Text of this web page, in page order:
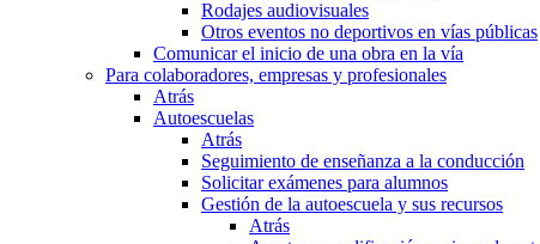
Rodajes audiovisuales
Otros eventos no deportivos en vías públicas
Comunicar el inicio de una obra en la vía
Para colaboradores, empresas y profesionales
Atrás
Autoescuelas
Atrás
Seguimiento de enseñanza a la conducción
Solicitar exámenes para alumnos
Gestión de la autoescuela y sus recursos
Atrás